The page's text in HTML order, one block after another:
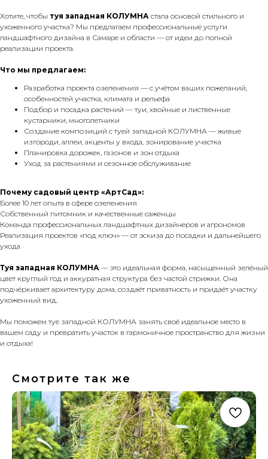
Хотите, чтобы туя западная КОЛУМНА стала основой стильного и
ухоженного участка? Мы предлагаем профессиональные услуги
ландшафтного дизайна в Самаре и области — от идеи до полной
реализации проекта.
Что мы предлагаем:
Разработка проекта озеленения — с учётом ваших пожеланий,
особенностей участка, климата и рельефа
Подбор и посадка растений — туи, хвойные и лиственные
кустарники, многолетники
Создание композиций с туей западной КОЛУМНА — живые
изгороди, аллеи, акценты у входа, зонирование участка
Планировка дорожек, газонов и зон отдыха
Уход за растениями и сезонное обслуживание
Почему садовый центр «АртСад»:
Более 10 лет опыта в сфере озеленения
Собственный питомник и качественные саженцы
Команда профессиональных ландшафтных дизайнеров и агрономов
Реализация проектов «под ключ» — от эскиза до посадки и дальнейшего
ухода
Туя западная КОЛУМНА — это идеальная форма, насыщенный зелёный
цвет круглый год и аккуратная структура без частой стрижки. Она
подчёркивает архитектуру дома, создаёт приватность и придаёт участку
ухоженный вид.
Мы поможем туе западной КОЛУМНА занять своё идеальное место в
вашем саду и превратить участок в гармоничное пространство для жизни
и отдыха!
Смотрите так же